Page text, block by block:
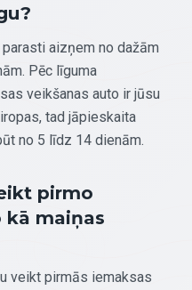
aizņem no dažām
Pēc līguma
veikšanas auto ir jūsu
tad jāpieskaita
no 5 līdz 14 dienām.
pirmo
kā maiņas
veikt pirmās iemaksas